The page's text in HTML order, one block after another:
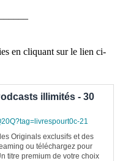
en cliquant sur le lien ci-
illimités - 30
21
Originals exclusifs et des
ou téléchargez pour
titre premium de votre choix